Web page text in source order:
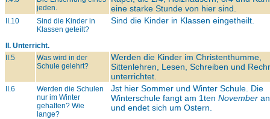
eine starke Stunde von hier sind.
jeden.
II.10
Sind die Kinder in
Klassen geteilt?
Sind die Kinder in Klassen eingetheilt.
II. Unterricht.
II.5
Was wird in der
Schule gelehrt?
Werden die Kinder im Christenthumme,
Sittenlehren, Lesen, Schreiben und
unterrichtet.
II.6
Werden die Schulen
nur im Winter
gehalten? Wie
lange?
Jst hier Sommer und Winter Schule. Die
Winterschule fangt am 1ten November
und endet sich um Ostern.